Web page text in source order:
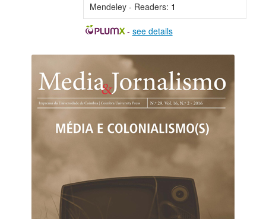
Mendeley - Readers: 1
- see details